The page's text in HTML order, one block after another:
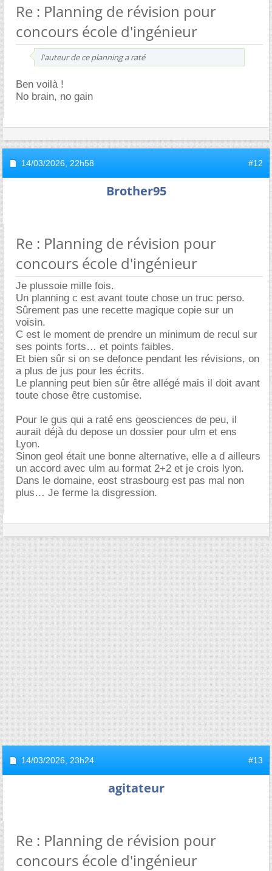
Re : Planning de révision pour
concours école d'ingénieur
l'auteur de ce planning a raté
Ben voilà !
No brain, no gain
14/03/2026, 22h58 #12
Brother95
Re : Planning de révision pour
concours école d'ingénieur
Je plussoie mille fois.
Un planning c est avant toute chose un truc perso.
Sûrement pas une recette magique copie sur un
voisin.
C est le moment de prendre un minimum de recul sur
ses points forts… et points faibles.
Et bien sûr si on se defonce pendant les révisions, on
a plus de jus pour les écrits.
Le planning peut bien sûr être allégé mais il doit avant
toute chose être customise.
Pour le gus qui a raté ens geosciences de peu, il
aurait déjà du depose un dossier pour ulm et ens
Lyon.
Sinon geol était une bonne alternative, elle a d ailleurs
un accord avec ulm au format 2+2 et je crois lyon.
Dans le domaine, eost strasbourg est pas mal non
plus… Je ferme la disgression.
14/03/2026, 23h24 #13
agitateur
Re : Planning de révision pour
concours école d'ingénieur